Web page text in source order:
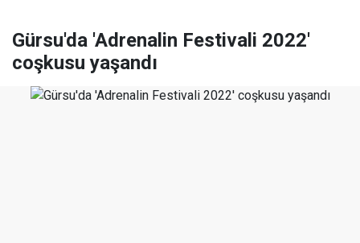
Gürsu'da 'Adrenalin Festivali 2022'
coşkusu yaşandı